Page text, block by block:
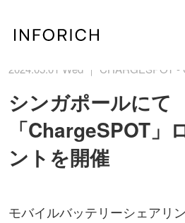
2024.05.01 Wed ｜ CHARGESPOT -
シンガポールにて
「ChargeSPOT」
ントを開催
モバイルバッテリーシェアリ